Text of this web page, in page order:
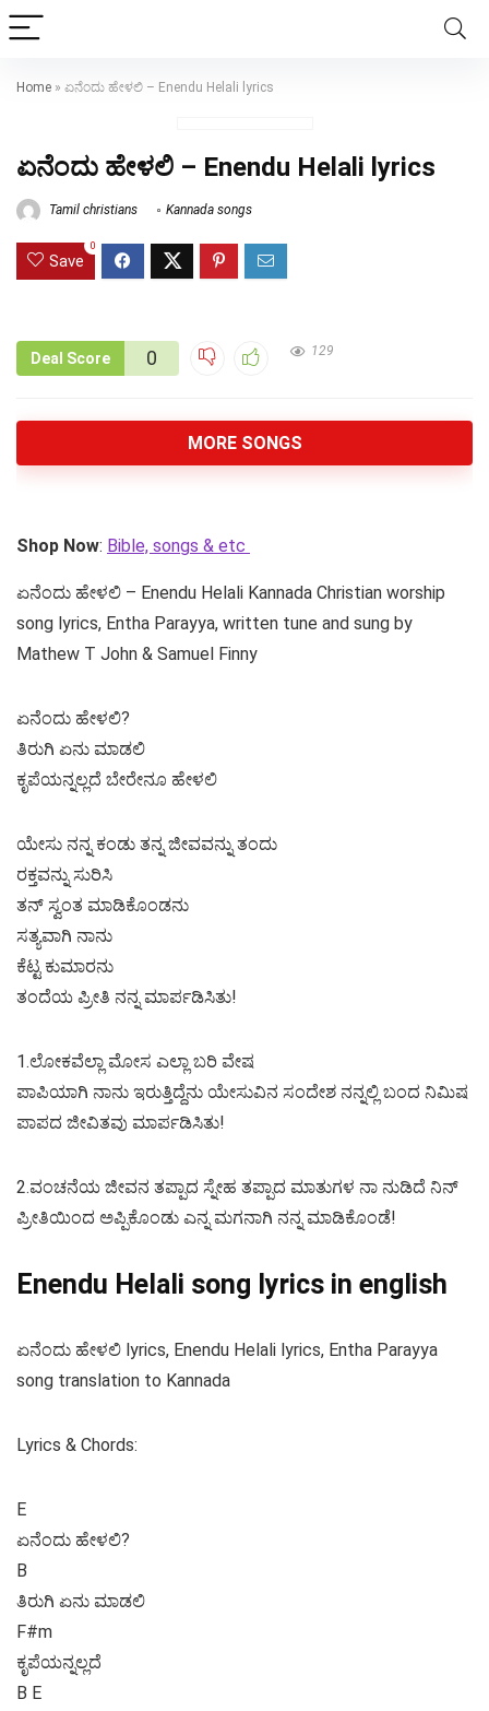
Home » ಏನೆಂದು ಹೇಳಲಿ – Enendu Helali lyrics
ಏನೆಂದು ಹೇಳಲಿ – Enendu Helali lyrics
Tamil christians Kannada songs
Save
0
Deal Score 0 129
MORE SONGS
Shop Now: Bible, songs & etc
ಏನೆಂದು ಹೇಳಲಿ – Enendu Helali Kannada Christian worship
song lyrics, Entha Parayya, written tune and sung by
Mathew T John & Samuel Finny
ಏನೆಂದು ಹೇಳಲಿ?
ತಿರುಗಿ ಏನು ಮಾಡಲಿ
ಕೃಪೆಯನ್ನಲ್ಲದೆ ಬೇರೇನೂ ಹೇಳಲಿ
ಯೇಸು ನನ್ನ ಕಂಡು ತನ್ನ ಜೀವವನ್ನು ತಂದು
ರಕ್ತವನ್ನು ಸುರಿಸಿ
ತನ್ ಸ್ವಂತ ಮಾಡಿಕೊಂಡನು
ಸತ್ಯವಾಗಿ ನಾನು
ಕೆಟ್ಟ ಕುಮಾರನು
ತಂದೆಯ ಪ್ರೀತಿ ನನ್ನ ಮಾರ್ಪಡಿಸಿತು!
1.ಲೋಕವೆಲ್ಲಾ ಮೋಸ ಎಲ್ಲಾ ಬರಿ ವೇಷ
ಪಾಪಿಯಾಗಿ ನಾನು ಇರುತ್ತಿದ್ದೆನು ಯೇಸುವಿನ ಸಂದೇಶ ನನ್ನಲ್ಲಿ ಬಂದ ನಿಮಿಷ
ಪಾಪದ ಜೀವಿತವು ಮಾರ್ಪಡಿಸಿತು!
2.ವಂಚನೆಯ ಜೀವನ ತಪ್ಪಾದ ಸ್ನೇಹ ತಪ್ಪಾದ ಮಾತುಗಳ ನಾ ನುಡಿದೆ ನಿನ್
ಪ್ರೀತಿಯಿಂದ ಅಪ್ಪಿಕೊಂಡು ಎನ್ನ ಮಗನಾಗಿ ನನ್ನ ಮಾಡಿಕೊಂಡೆ!
Enendu Helali song lyrics in english
ಏನೆಂದು ಹೇಳಲಿ lyrics, Enendu Helali lyrics, Entha Parayya
song translation to Kannada
Lyrics & Chords:
E
ಏನೆಂದು ಹೇಳಲಿ?
B
ತಿರುಗಿ ಏನು ಮಾಡಲಿ
F#m
ಕೃಪೆಯನ್ನಲ್ಲದೆ
B E